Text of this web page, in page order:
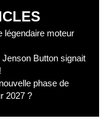
légendaire moteur
Button signait
phase de
2027 ?